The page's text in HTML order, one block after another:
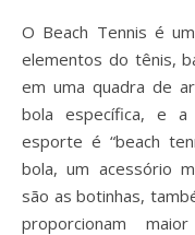
O Beach Tennis é um esporte de raquete que combina
elementos do tênis,
em uma quadra de
bola específica, e a
esporte é “beach
bola, um acessório
são as botinhas,
proporcionam